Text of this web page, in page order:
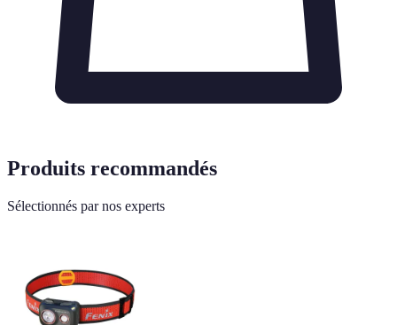
Produits recommandés
Sélectionnés par nos experts